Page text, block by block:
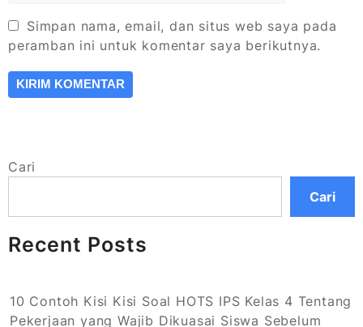
Simpan nama, email, dan situs web saya pada
peramban ini untuk komentar saya berikutnya.
Cari
Cari
Recent Posts
10 Contoh Kisi Kisi Soal HOTS IPS Kelas 4 Tentang
Pekerjaan yang Wajib Dikuasai Siswa Sebelum